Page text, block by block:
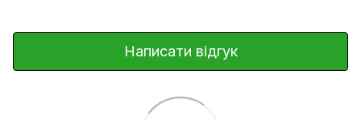
Написати відгук